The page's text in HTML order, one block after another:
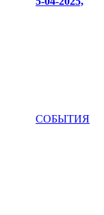
СОБЫТИЯ